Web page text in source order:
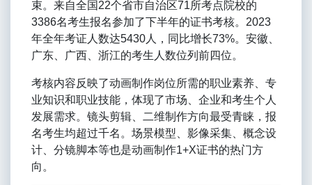
束。来自全国22个省市自治区71所考点院校的
3386名考生报名参加了下半年的证书考核。2023
年全年考证人数达5430人，同比增长73%。安徽、
广东、广西、浙江的考生人数位列前四位。
考核内容反映了动画制作岗位所需的职业素养、专
业知识和职业技能，体现了市场、企业和考生个人
发展需求。镜头剪辑、二维制作方向最受青睐，报
名考生均超过千名。场景模型、影像采集、概念设
计、分镜脚本等也是动画制作1+X证书的热门方
向。